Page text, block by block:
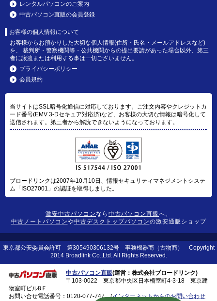
レンタルパソコンのご案内
中古パソコン直販の会員登録
お客様の個人情報について
お客様からお預かりした大切な個人情報(住所・氏名・メールアドレスなど)
を、 裁判所・警察機関等・公共機関からの提出要請があった場合以外、第三
者に譲渡または利用する事は一切ございません。
プライバシーポリシー
会員規約
当サイトはSSL暗号化通信に対応しております。ご注文内容やクレジットカ
ード番号(EMV 3-Dセキュア対応済)など、お客様の大切な情報は暗号化して
送信されます。第三者から解読できないようになっております。
ブロードリンクは2007年10月10日、情報セキュリティマネジメントシステ
ム「ISO27001」の認証を取得しました。
激安中古パソコンなら 中古パソコン直販 へ。
中古ノートパソコンや中古デスクトップパソコンの激安通販ショップ
東京都公安委員会許可 第305490306132号 事務機器商（古物商） Copyright
2014 Broadlink Co.,Ltd. All Rights Reserved.
中古パソコン直販(運営：株式会社ブロードリンク)
〒103-0022 東京都中央区日本橋室町4-3-18 東京建
物室町ビル8Ｆ
お問い合せ電話番号： 0120-077-747(インターネットからのお問い合わせ